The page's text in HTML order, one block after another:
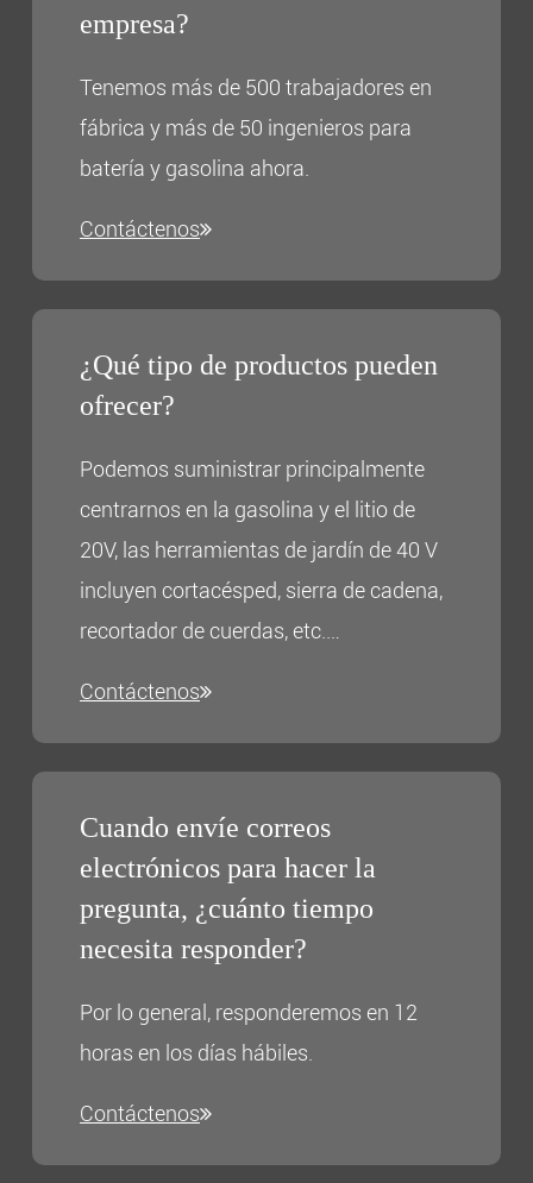
empresa?
Tenemos más de 500 trabajadores en
fábrica y más de 50 ingenieros para
batería y gasolina ahora.
Contáctenos
¿Qué tipo de productos pueden
ofrecer?
Podemos suministrar principalmente
centrarnos en la gasolina y el litio de
20V, las herramientas de jardín de 40 V
incluyen cortacésped, sierra de cadena,
recortador de cuerdas, etc.…
Contáctenos
Cuando envíe correos
electrónicos para hacer la
pregunta, ¿cuánto tiempo
necesita responder?
Por lo general, responderemos en 12
horas en los días hábiles.
Contáctenos